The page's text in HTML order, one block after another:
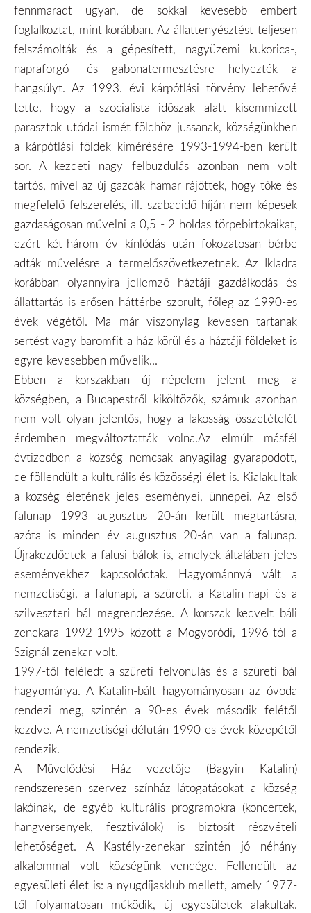
fennmaradt ugyan, de sokkal kevesebb embert
foglalkoztat, mint korábban. Az állattenyésztést teljesen
felszámolták és a gépesített, nagyüzemi kukorica-,
napraforgó- és gabonatermesztésre helyezték a
hangsúlyt. Az 1993. évi kárpótlási törvény lehetővé
tette, hogy a szocialista időszak alatt kisemmizett
parasztok utódai ismét földhöz jussanak, községünkben
a kárpótlási földek kimérésére 1993-1994-ben került
sor. A kezdeti nagy felbuzdulás azonban nem volt
tartós, mivel az új gazdák hamar rájöttek, hogy tőke és
megfelelő felszerelés, ill. szabadidő híján nem képesek
gazdaságosan művelni a 0,5 - 2 holdas törpebirtokaikat,
ezért két-három év kínlódás után fokozatosan bérbe
adták művelésre a termelőszövetkezetnek. Az Ikladra
korábban olyannyira jellemző háztáji gazdálkodás és
állattartás is erősen háttérbe szorult, főleg az 1990-es
évek végétől. Ma már viszonylag kevesen tartanak
sertést vagy baromfit a ház körül és a háztáji földeket is
egyre kevesebben művelik...
Ebben a korszakban új népelem jelent meg a
községben, a Budapestről kiköltözők, számuk azonban
nem volt olyan jelentős, hogy a lakosság összetételét
érdemben megváltoztatták volna.Az elmúlt másfél
évtizedben a község nemcsak anyagilag gyarapodott,
de föllendült a kulturális és közösségi élet is. Kialakultak
a község életének jeles eseményei, ünnepei. Az első
falunap 1993 augusztus 20-án került megtartásra,
azóta is minden év augusztus 20-án van a falunap.
Újrakezdődtek a falusi bálok is, amelyek általában jeles
eseményekhez kapcsolódtak. Hagyománnyá vált a
nemzetiségi, a falunapi, a szüreti, a Katalin-napi és a
szilveszteri bál megrendezése. A korszak kedvelt báli
zenekara 1992-1995 között a Mogyoródi, 1996-tól a
Szignál zenekar volt.
1997-től feléledt a szüreti felvonulás és a szüreti bál
hagyománya. A Katalin-bált hagyományosan az óvoda
rendezi meg, szintén a 90-es évek második felétől
kezdve. A nemzetiségi délután 1990-es évek közepétől
rendezik.
A Művelődési Ház vezetője (Bagyin Katalin)
rendszeresen szervez színház látogatásokat a község
lakóinak, de egyéb kulturális programokra (koncertek,
hangversenyek, fesztiválok) is biztosít részvételi
lehetőséget. A Kastély-zenekar szintén jó néhány
alkalommal volt községünk vendége. Fellendült az
egyesületi élet is: a nyugdíjasklub mellett, amely 1977-
től folyamatosan működik, új egyesületek alakultak.